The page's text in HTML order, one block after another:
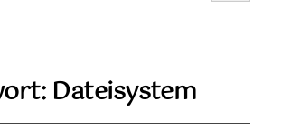
Dateisystem